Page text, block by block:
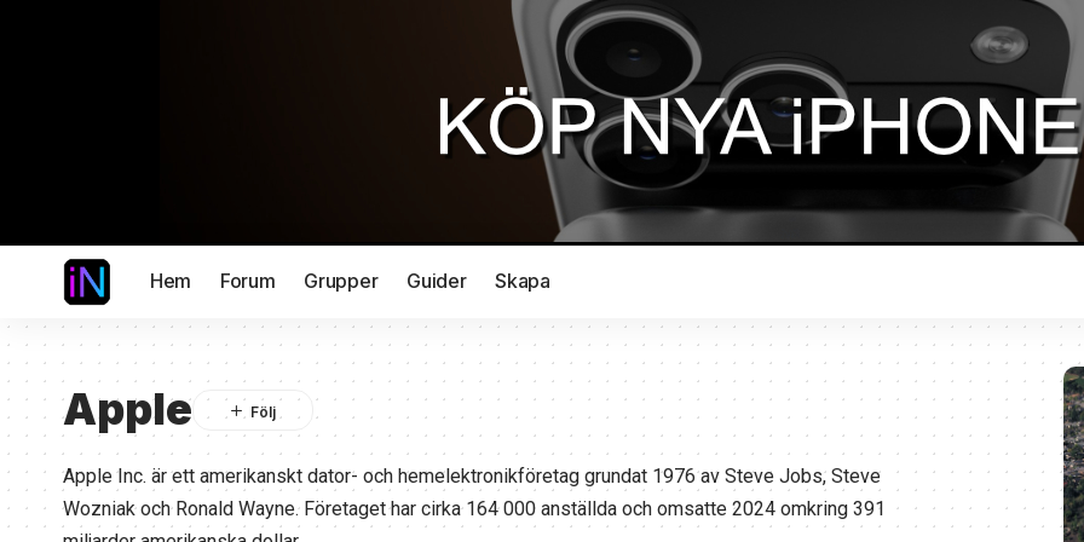
Hem Forum Grupper Guider Skapa
Apple
Apple Inc. är ett amerikanskt dator- och hemelektronikföretag grundat 1976 av Steve Jobs, Steve
Wozniak och Ronald Wayne. Företaget har cirka 164 000 anställda och omsatte 2024 omkring 391